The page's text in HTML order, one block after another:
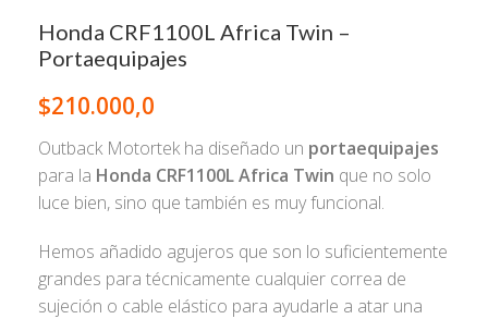
Honda CRF1100L Africa Twin –
Portaequipajes
$210.000,0
Outback Motortek ha diseñado un portaequipajes
para la Honda CRF1100L Africa Twin que no solo
luce bien, sino que también es muy funcional.
Hemos añadido agujeros que son lo suficientemente
grandes para técnicamente cualquier correa de
sujeción o cable elástico para ayudarle a atar una